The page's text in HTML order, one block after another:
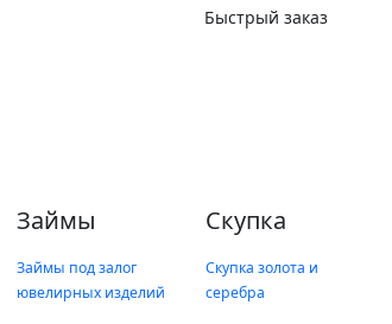
Быстрый заказ
Займы
Займы под залог
ювелирных изделий
Скупка
Скупка золота и
серебра